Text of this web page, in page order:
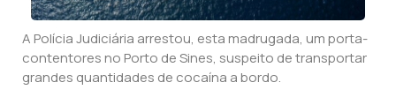
A Polícia Judiciária arrestou, esta madrugada, um porta-
contentores no Porto de Sines, suspeito de transportar
grandes quantidades de cocaína a bordo.